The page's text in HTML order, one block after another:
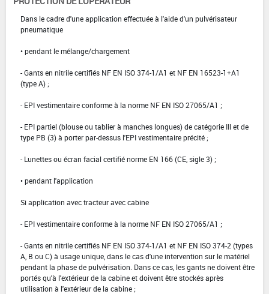
Dans le cadre d'une application effectuée à l'aide d'un pulvérisateur
pneumatique
• pendant le mélange/chargement
- Gants en nitrile certifiés NF EN ISO 374-1/A1 et NF EN 16523-1+A1
(type A) ;
- EPI vestimentaire conforme à la norme NF EN ISO 27065/A1 ;
- EPI partiel (blouse ou tablier à manches longues) de catégorie III et de
type PB (3) à porter par-dessus l'EPI vestimentaire précité ;
- Lunettes ou écran facial certifié norme EN 166 (CE, sigle 3) ;
• pendant l'application
Si application avec tracteur avec cabine
- EPI vestimentaire conforme à la norme NF EN ISO 27065/A1 ;
- Gants en nitrile certifiés NF EN ISO 374-1/A1 et NF EN ISO 374-2 (types
A, B ou C) à usage unique, dans le cas d'une intervention sur le matériel
pendant la phase de pulvérisation. Dans ce cas, les gants ne doivent être
portés qu'à l'extérieur de la cabine et doivent être stockés après
utilisation à l'extérieur de la cabine ;